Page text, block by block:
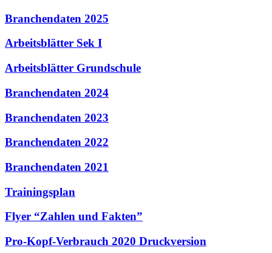
Branchendaten 2025
Arbeitsblätter Sek I
Arbeitsblätter Grundschule
Branchendaten 2024
Branchendaten 2023
Branchendaten 2022
Branchendaten 2021
Trainingsplan
Flyer “Zahlen und Fakten”
Pro-Kopf-Verbrauch 2020 Druckversion